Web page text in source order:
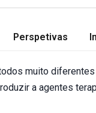
Perspetivas
muito
a agentes